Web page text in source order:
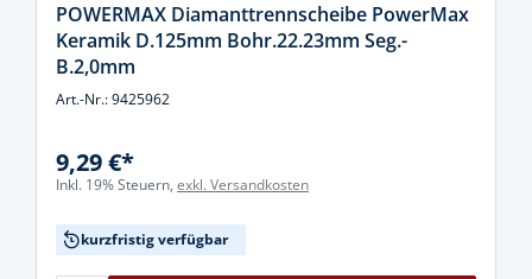
POWERMAX Diamanttrennscheibe PowerMax
Keramik D.125mm Bohr.22.23mm Seg.-
B.2,0mm
Art.-Nr.: 9425962
9,29 €*
Inkl. 19% Steuern, exkl. Versandkosten
kurzfristig verfügbar